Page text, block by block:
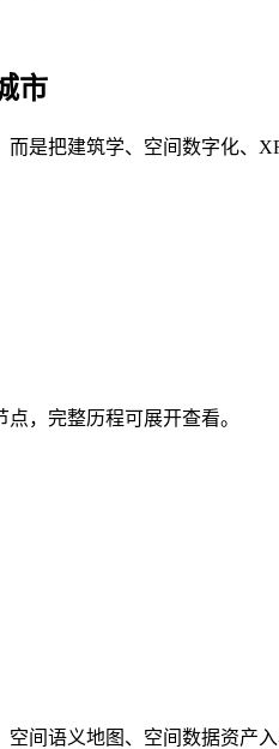
市
而是把建筑学、空间数字化、
，完整历程可展开查看。
空间语义地图、空间数据资产